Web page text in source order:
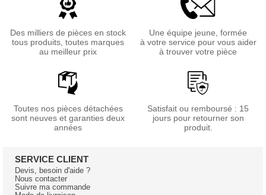
Des milliers de pièces en stock
tous produits, toutes marques
au meilleur prix
Une équipe jeune, formée
à votre service pour vous aider
à trouver votre pièce
Toutes nos pièces détachées
sont neuves et garanties deux
années
Satisfait ou remboursé : 15
jours pour retourner son
produit.
SERVICE CLIENT
Devis, besoin d'aide ?
Nous contacter
Suivre ma commande